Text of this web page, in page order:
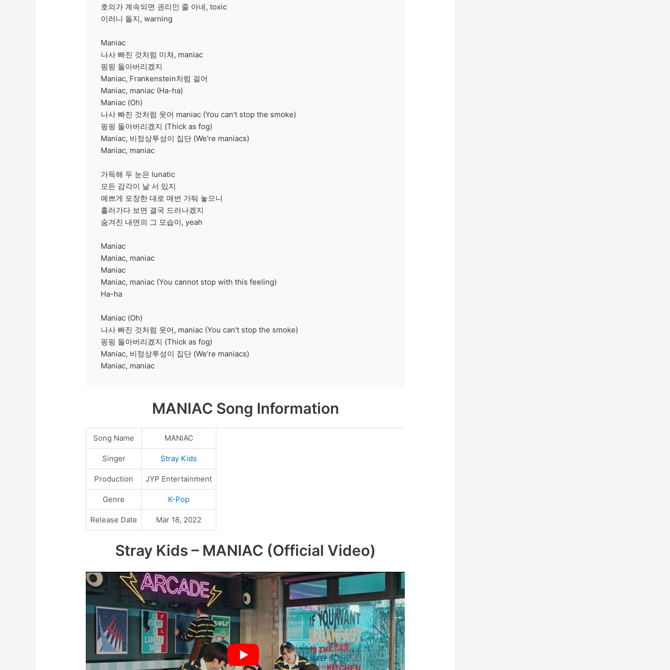
호의가 계속되면 권리인 줄 아네, toxic
이러니 돌지, warning
Maniac
나사 빠진 것처럼 미쳐, maniac
핑핑 돌아버리겠지
Maniac, Frankenstein처럼 걸어
Maniac, maniac (Ha-ha)
Maniac (Oh)
나사 빠진 것처럼 웃어 maniac (You can't stop the smoke)
핑핑 돌아버리겠지 (Thick as fog)
Maniac, 비정상투성이 집단 (We're maniacs)
Maniac, maniac
가득해 두 눈은 lunatic
모든 감각이 날 서 있지
예쁘게 포장한 대로 매번 가둬 놓으니
흘러가다 보면 결국 드러나겠지
숨겨진 내면의 그 모습이, yeah
Maniac
Maniac, maniac
Maniac
Maniac, maniac (You cannot stop with this feeling)
Ha-ha
Maniac (Oh)
나사 빠진 것처럼 웃어, maniac (You can't stop the smoke)
핑핑 돌아버리겠지 (Thick as fog)
Maniac, 비정상투성이 집단 (We're maniacs)
Maniac, maniac
MANIAC Song Information
Song Name MANIAC
Singer Stray Kids
Production JYP Entertainment
Genre K-Pop
Release Date Mar 18, 2022
Stray Kids – MANIAC (Official Video)